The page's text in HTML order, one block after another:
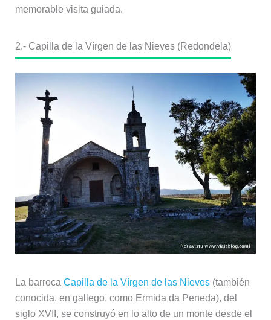
memorable visita guiada.
2.- Capilla de la Vírgen de las Nieves (Redondela)
La barroca Capilla de la Vírgen de las Nieves(también
conocida, en gallego, como Ermida da Peneda), del
siglo XVII, se construyó en lo alto de un monte desde el